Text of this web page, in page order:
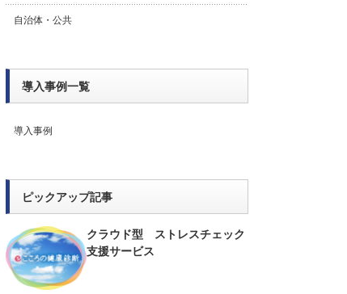
自治体・公共
導入事例一覧
導入事例
ピックアップ記事
クラウド型 ストレスチェック
支援サービス